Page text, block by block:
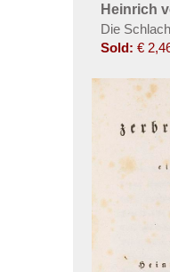
Heinrich
Die
Sold: €